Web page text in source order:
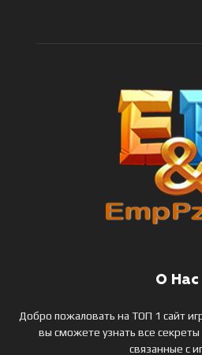
О Нас
Добро пожаловать на ТОП 1 сайт
вы сможете узнать все секреты
связанные с